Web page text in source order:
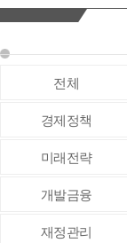
전체
경제정책
미래전략
개발금융
재정관리